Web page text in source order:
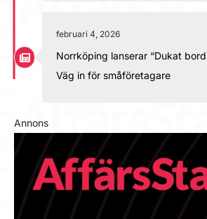
februari 4, 2026
Norrköping lanserar “Dukat
Väg in för småföretagare
Annons